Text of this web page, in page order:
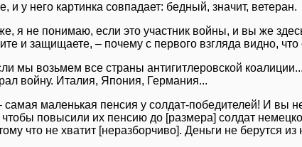
и у него картинка совпадает: бедный, значит, ветеран.
я не понимаю, если это участник войны, и вы же
и защищаете, – почему с первого взгляда видно,
мы возьмем все страны антигитлеровской
войну. Италия, Япония, Германия...
самая маленькая пенсия у солдат-победителей! И вы
чтобы повысили их пенсию до [размера] солдат
что не хватит [неразборчиво]. Деньги не берутся из